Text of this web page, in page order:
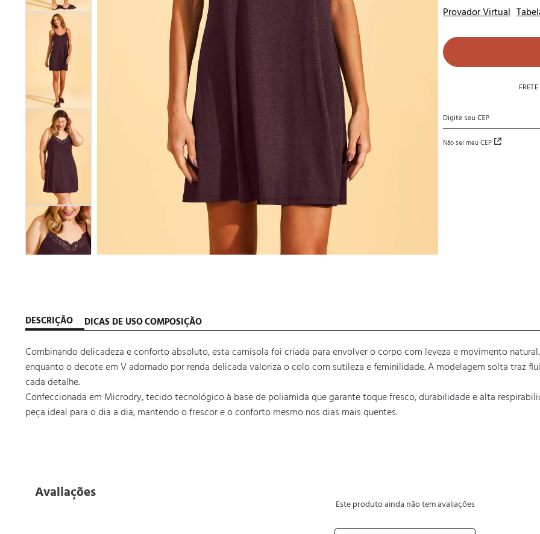
Provador Virtual
Não sei meu CEP
DESCRIÇÃO DICAS DE USOCOMPOSIÇÃO
Combinando delicadeza e conforto absoluto, esta camisola foi criada para envolver o corpo com leveza e movimento
enquanto o decote em V adornado por renda delicada valoriza o colo com sutileza e feminilidade. A modelagem solta traz
cada detalhe.
Confeccionada em Microdry, tecido tecnológico à base de poliamida que garante toque fresco, durabilidade e alta
peça ideal para o dia a dia, mantendo o frescor e o conforto mesmo nos dias mais quentes.
Avaliações
Este produto ainda não tem avaliações